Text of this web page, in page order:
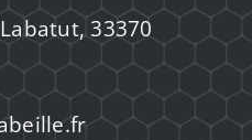
33370